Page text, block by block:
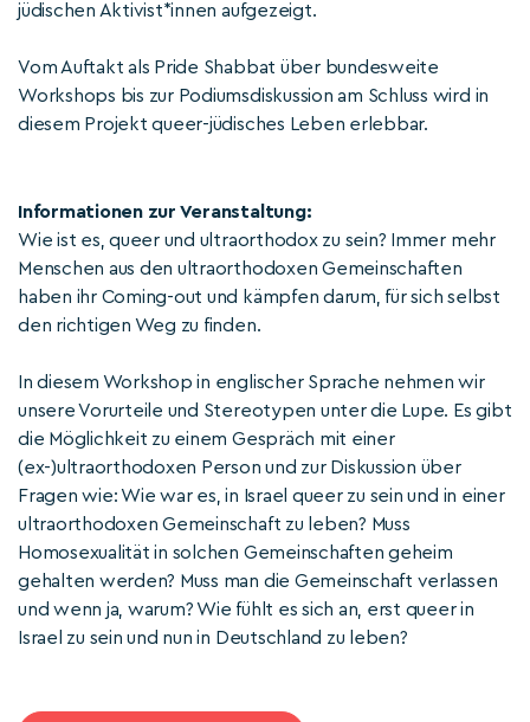
jüdischen Aktivist*innen aufgezeigt.
Vom Auftakt als Pride Shabbat über bundesweite
Workshops bis zur Podiumsdiskussion am Schluss wird in
diesem Projekt queer-jüdisches Leben erlebbar.
Informationen zur Veranstaltung:
Wie ist es, queer und ultraorthodox zu sein? Immer mehr
Menschen aus den ultraorthodoxen Gemeinschaften
haben ihr Coming-out und kämpfen darum, für sich selbst
den richtigen Weg zu finden.
In diesem Workshop in englischer Sprache nehmen wir
unsere Vorurteile und Stereotypen unter die Lupe. Es gibt
die Möglichkeit zu einem Gespräch mit einer
(ex-)ultraorthodoxen Person und zur Diskussion über
Fragen wie: Wie war es, in Israel queer zu sein und in einer
ultraorthodoxen Gemeinschaft zu leben? Muss
Homosexualität in solchen Gemeinschaften geheim
gehalten werden? Muss man die Gemeinschaft verlassen
und wenn ja, warum? Wie fühlt es sich an, erst queer in
Israel zu sein und nun in Deutschland zu leben?